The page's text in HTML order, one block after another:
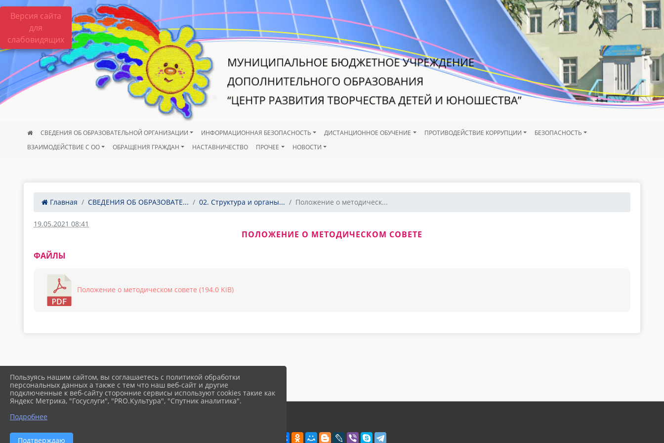
Версия сайта
для
слабовидящих
СВЕДЕНИЯ ОБ ОБРАЗОВАТЕЛЬНОЙ ОРГАНИЗАЦИИ ИНФОРМАЦИОННАЯ БЕЗОПАСНОСТЬ ДИСТАНЦИОННОЕ ОБУЧЕНИЕ ПРОТИВОДЕЙСТВИЕ КОРРУПЦИИ
БЕЗОПАСНОСТЬ
ВЗАИМОДЕЙСТВИЕ С ОО
ОБРАЩЕНИЯ ГРАЖДАН НАСТАВНИЧЕСТВО ПРОЧЕЕ НОВОСТИ
Главная СВЕДЕНИЯ ОБ ОБРАЗОВАТЕ... 02. Структура и органы... Положение о методическ...
19.05.2021 08:41
ПОЛОЖЕНИЕ О МЕТОДИЧЕСКОМ СОВЕТЕ
ФАЙЛЫ
Положение о методическом совете (194.0 KiB)
Пользуясь нашим сайтом, вы соглашаетесь с политикой обработки
персональных данных а также с тем что наш веб-сайт и другие
подключенные к веб-сайту сторонние сервисы используют cookies такие как
Яндекс Метрика, "Госуслуги", "PRO.Культура", "Спутник аналитика".
Подробнее
Подтверждаю